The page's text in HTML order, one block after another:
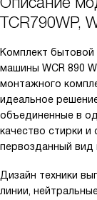
TCR790WP,
Комплект бытовой
машины WCR 890
монтажного
идеальное
объединенные в
качество стирки и
первозданный вид
Дизайн техники
линии,